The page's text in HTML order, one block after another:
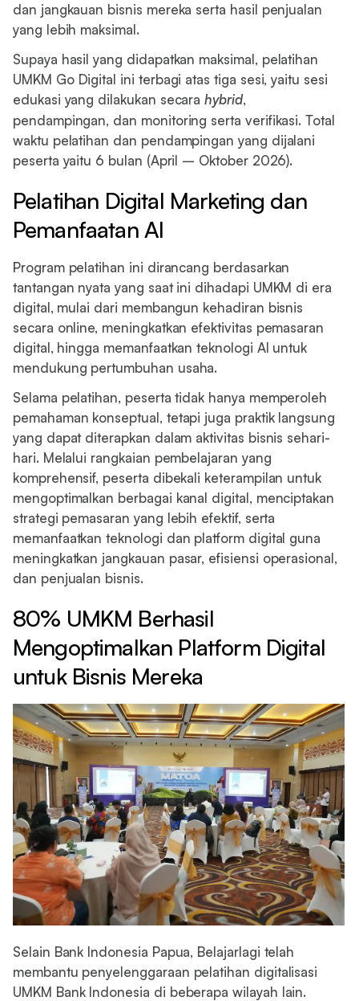
dan jangkauan bisnis mereka serta hasil penjualan
yang lebih maksimal.
Supaya hasil yang didapatkan maksimal, pelatihan
UMKM Go Digital ini terbagi atas tiga sesi, yaitu sesi
edukasi yang dilakukan secarahybrid,
pendampingan, dan monitoring serta verifikasi. Total
waktu pelatihan dan pendampingan yang dijalani
peserta yaitu 6 bulan (April – Oktober 2026).
Pelatihan Digital Marketing dan
Pemanfaatan AI
Program pelatihan ini dirancang berdasarkan
tantangan nyata yang saat ini dihadapi UMKM di era
digital, mulai dari membangun kehadiran bisnis
secara online, meningkatkan efektivitas pemasaran
digital, hingga memanfaatkan teknologi AI untuk
mendukung pertumbuhan usaha.
Selama pelatihan, peserta tidak hanya memperoleh
pemahaman konseptual, tetapi juga praktik langsung
yang dapat diterapkan dalam aktivitas bisnis sehari-
hari. Melalui rangkaian pembelajaran yang
komprehensif, peserta dibekali keterampilan untuk
mengoptimalkan berbagai kanal digital, menciptakan
strategi pemasaran yang lebih efektif, serta
memanfaatkan teknologi dan platform digital guna
meningkatkan jangkauan pasar, efisiensi operasional,
dan penjualan bisnis.
80% UMKM Berhasil
Mengoptimalkan Platform Digital
untuk Bisnis Mereka
Selain Bank Indonesia Papua, Belajarlagi telah
membantu penyelenggaraan pelatihan digitalisasi
UMKM Bank Indonesia di beberapa wilayah lain.